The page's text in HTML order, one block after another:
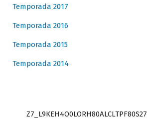
Temporada 2017
Temporada 2016
Temporada 2015
Temporada 2014
Z7_L9KEH4O0LORH80ALCLTPF80S27